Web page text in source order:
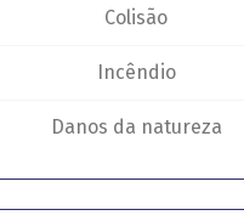
Colisão
Incêndio
Danos da natureza